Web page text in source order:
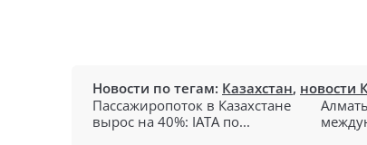
Новости по тегам: Казахстан, новости
Пассажиропоток в Казахстане
вырос на 40%: IATA по...